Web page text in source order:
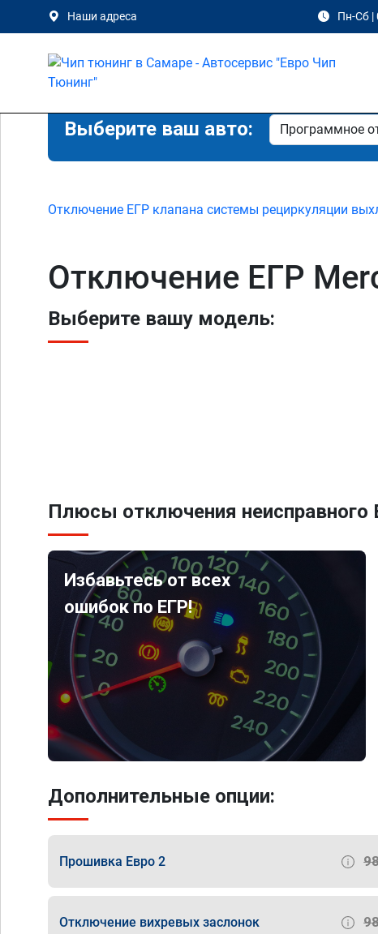
Наши адреса Пн-Сб |
Выберите ваш авто:
Отключение ЕГР клапана системы рециркуляции
Отключение ЕГР
Выберите вашу модель:
Плюсы отключения неисправного
Избавьтесь от всех
ошибок по ЕГР!
Дополнительные опции:
Прошивка Евро 2
Отключение вихревых заслонок